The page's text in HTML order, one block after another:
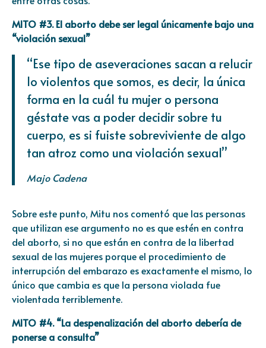
MITO #3. El aborto debe ser legal únicamente bajo una
“violación sexual”
“Ese tipo de aseveraciones sacan a relucir
lo violentos que somos, es decir, la única
forma en la cuál tu mujer o persona
géstate vas a poder decidir sobre tu
cuerpo, es si fuiste sobreviviente de algo
tan atroz como una violación sexual”
Majo Cadena
Sobre este punto, Mitu nos comentó que las personas
que utilizan ese argumento no es que estén en contra
del aborto, si no que están en contra de la libertad
sexual de las mujeres porque el procedimiento de
interrupción del embarazo es exactamente el mismo, lo
único que cambia es que la persona violada fue
violentada terriblemente.
MITO #4. “La despenalización del aborto debería de
ponerse a consulta”